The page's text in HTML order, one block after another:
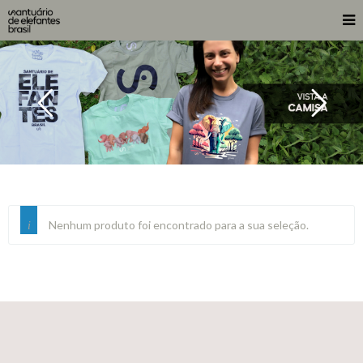
Nenhum produto foi encontrado para a sua seleção.